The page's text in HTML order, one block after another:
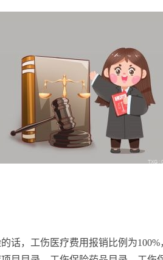
话，工伤医疗费用报销比例为